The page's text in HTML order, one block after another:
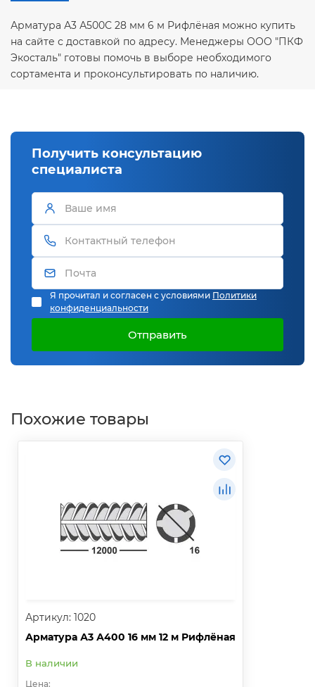
Арматура А3 А500С 28 мм 6 м Рифлёная можно купить
на сайте с доставкой по адресу. Менеджеры ООО "ПКФ
Экосталь" готовы помочь в выборе необходимого
сортамента и проконсультировать по наличию.
Получить консультацию
специалиста
Я прочитал и согласен с условиями Политики
конфиденциальности
Отправить
Похожие товары
Артикул: 1020
Арматура А3 А400 16 мм 12 м Рифлёная
В наличии
Цена: